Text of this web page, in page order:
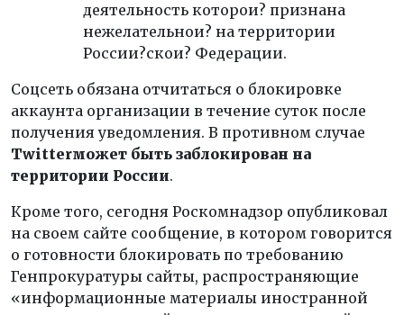
деятельность которои? признана
нежелательнои? на территории
России?скои? Федерации.
Соцсеть обязана отчитаться о блокировке
аккаунта организации в течение суток после
получения уведомления. В противном случае
Twitterможет быть заблокирован на
территории России.
Кроме того, сегодня Роскомнадзор опубликовал
на своем сайте сообщение, в котором говорится
о готовности блокировать по требованию
Генпрокуратуры сайты, распространяющие
«информационные материалы иностранной